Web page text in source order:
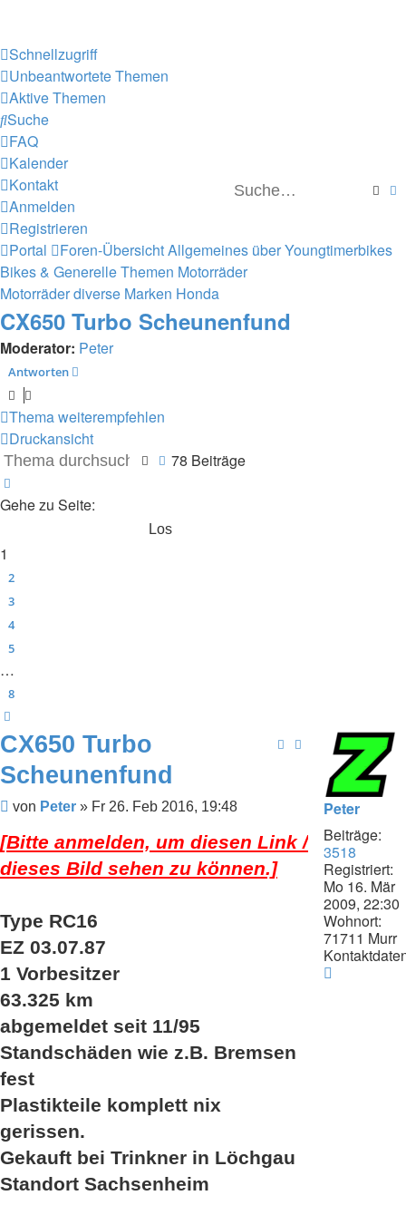
Schnellzugriff
Unbeantwortete Themen
Aktive Themen
Suche
FAQ
Kalender
Kontakt
Anmelden
Registrieren
Portal
Foren-ÜbersichtAllgemeines über Youngtimerbikes
Bikes & Generelle Themen Motorräder
Motorräder diverse Marken Honda
CX650 Turbo Scheunenfund
Moderator: Peter
Antworten
Thema weiterempfehlen
Druckansicht
SucheErweiterte Suche
78 Beiträge
Gehe zu Seite:
1
2
3
4
5
…
8
Peter
Beiträge:
3518
Registriert:
Mo 16. Mär
2009, 22:30
Wohnort:
71711 Murr
CX650 Turbo
Scheunenfund
Beitrag
von Peter » Fr 26. Feb 2016, 19:48
[Bitte anmelden, um diesen Link /
dieses Bild sehen zu können.]
Type RC16
EZ 03.07.87
1 Vorbesitzer
63.325 km
abgemeldet seit 11/95
Standschäden wie z.B. Bremsen
fest
Plastikteile komplett nix
gerissen.
Gekauft bei Trinkner in Löchgau
Standort Sachsenheim